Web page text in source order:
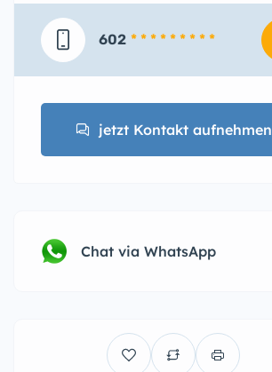
602 * * * * * * * * *
jetzt Kontakt aufnehmen
Chat via WhatsApp